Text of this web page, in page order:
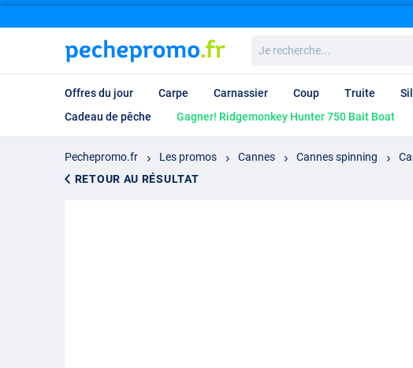
recherche...
Offres du jour Carpe Carnassier Coup Truite
Cadeau de pêche
Gagner! Ridgemonkey Hunter 750 Bait Boat
Pechepromo.fr Les promos Cannes Cannes spinning
RETOUR AU RÉSULTAT